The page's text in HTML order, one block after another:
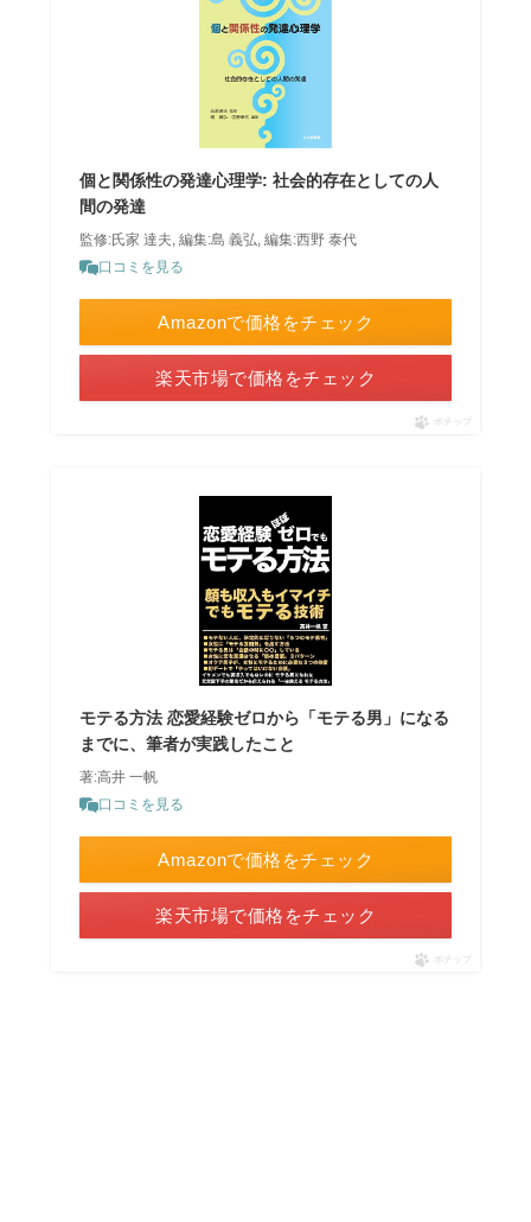
個と関係性の発達心理学: 社会的存在としての人
間の発達
監修:氏家 達夫, 編集:島 義弘, 編集:西野 泰代
口コミを見る
Amazonで価格をチェック
楽天市場で価格をチェック
ポチップ
モテる方法 恋愛経験ゼロから「モテる男」になる
までに、筆者が実践したこと
著:高井 一帆
口コミを見る
Amazonで価格をチェック
楽天市場で価格をチェック
ポチップ